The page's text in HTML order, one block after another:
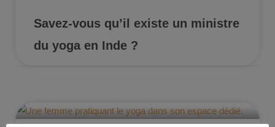
Savez-vous qu’il existe un ministre
du yoga en Inde ?